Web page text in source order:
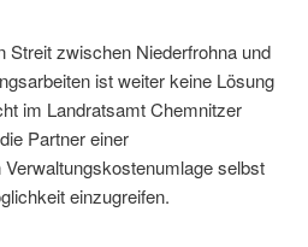
Streit zwischen Niederfrohna und
ist weiter keine Lösung
im Landratsamt Chemnitzer
Partner einer
selbst
einzugreifen.